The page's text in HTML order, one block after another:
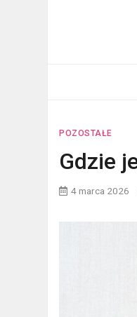
POZOSTAŁE
Gdzie
4 marca 2026